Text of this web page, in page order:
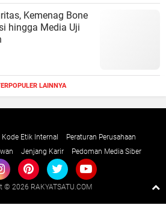
Kemenag Bone
hingga Media Uji
LAINNYA
Kode Etik Internal
Peraturan Perusahaan
Jenjang Karir Pedoman Media Siber
© 2026 RAKYATSATU.COM